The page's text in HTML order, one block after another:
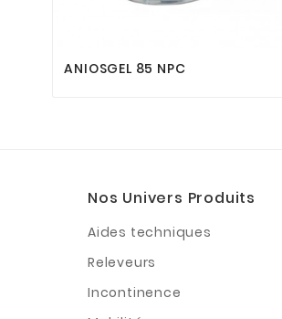
ANIOSGEL 85 NPC
Nos Univers Produits
Aides techniques
Releveurs
Incontinence